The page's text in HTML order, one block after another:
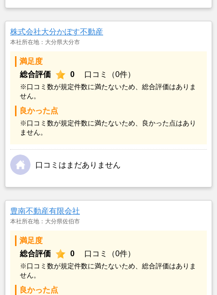
も空き家の状態で不動産を残しておけないと考えて売却
を決めた。
株式会社大分かぼす不動産
本社所在地：大分県大分市
満足度
総合評価
0 口コミ（0件）
※口コミ数が規定件数に満たないため、総合評価はありま
せん。
良かった点
※口コミ数が規定件数に満たないため、良かった点はあり
ません。
口コミはまだありません
豊南不動産有限会社
本社所在地：大分県佐伯市
満足度
総合評価
0 口コミ（0件）
※口コミ数が規定件数に満たないため、総合評価はありま
せん。
良かった点